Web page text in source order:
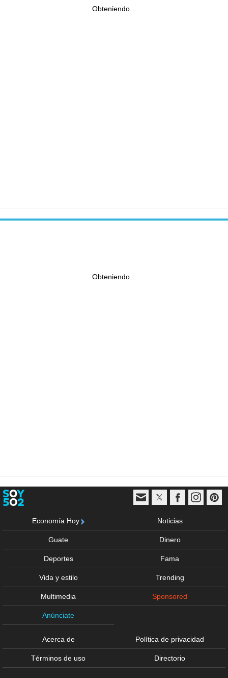
Obteniendo...
Obteniendo...
Economía Hoy Noticias
Guate Dinero
Deportes Fama
Vida y estilo Trending
Multimedia Sponsored
Anúnciate
Acerca de Política de privacidad
Términos de uso Directorio